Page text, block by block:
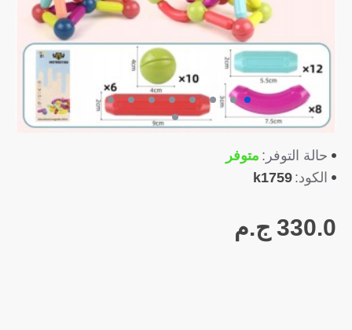
حالة التوفر: متوفر
الكود: k1759
330.0 ج.م